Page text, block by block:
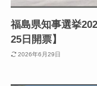
福島県知事選挙
25日開票】
2026年6月29日